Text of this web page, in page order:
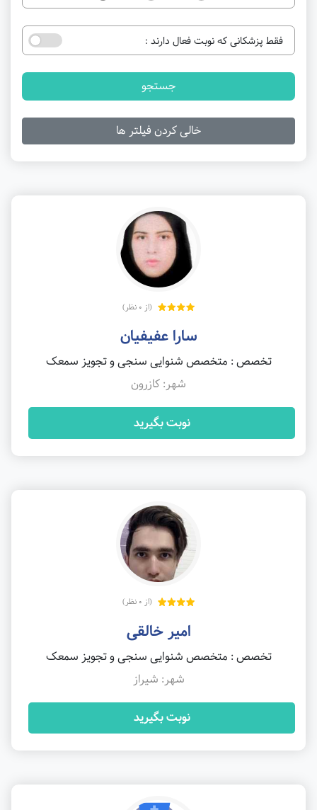
فقط پزشکانی که نوبت فعال دارند :
جستجو
خالی کردن فیلتر ها
(از 0 نظر)
سارا عفیفیان
تخصص : متخصص شنوایی سنجی و تجویز سمعک
شهر: کازرون
نوبت بگیرید
(از 0 نظر)
امیر خالقی
تخصص : متخصص شنوایی سنجی و تجویز سمعک
شهر: شیراز
نوبت بگیرید